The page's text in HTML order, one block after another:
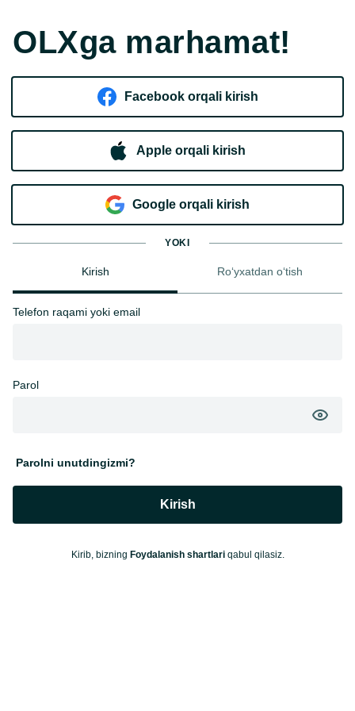
OLXga marhamat!
Facebook orqali kirish​
Apple orqali kirish
Goo​g​le orqali kirish
YOKI
Kirish Ro‘yxatdan o‘tish
Telefon raqami yoki email
Parol
Parolni unutdingizmi?
Kirish
Kirib, bizning Foydalanish shartlariqabul qilasiz.